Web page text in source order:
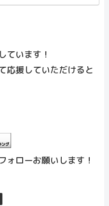
ています！
応援していただけると
ローお願いします！